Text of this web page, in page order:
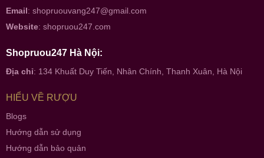
Email: shopruouvang247@gmail.com
Website: shopruou247.com
Shopruou247 Hà Nội:
Địa chỉ: 134 Khuất Duy Tiến, Nhân Chính, Thanh Xuân, Hà Nội
HIỂU VỀ RƯỢU
Blogs
Hướng dẫn sử dụng
Hướng dẫn bảo quản